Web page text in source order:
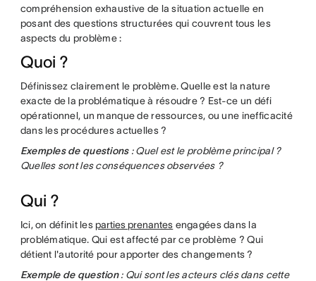
compréhension exhaustive de la situation actuelle en
posant des questions structurées qui couvrent tous les
aspects du problème :
Quoi ?
Définissez clairement le problème. Quelle est la nature
exacte de la problématique à résoudre ? Est-ce un défi
opérationnel, un manque de ressources, ou une inefficacité
dans les procédures actuelles ?
Exemples de questions: Quel est le problème principal ?
Quelles sont les conséquences observées ?
Qui ?
Ici, on définit les parties prenantes engagées dans la
problématique. Qui est affecté par ce problème ? Qui
détient l'autorité pour apporter des changements ?
Exemple de question: Qui sont les acteurs clés dans cette